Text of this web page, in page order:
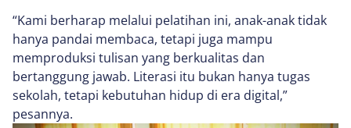
“Kami berharap melalui pelatihan ini, anak-anak tidak
hanya pandai membaca, tetapi juga mampu
memproduksi tulisan yang berkualitas dan
bertanggung jawab. Literasi itu bukan hanya tugas
sekolah, tetapi kebutuhan hidup di era digital,”
pesannya.